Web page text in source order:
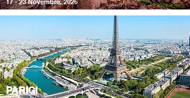
17 - 23 Novembre, 2026
PARIGI